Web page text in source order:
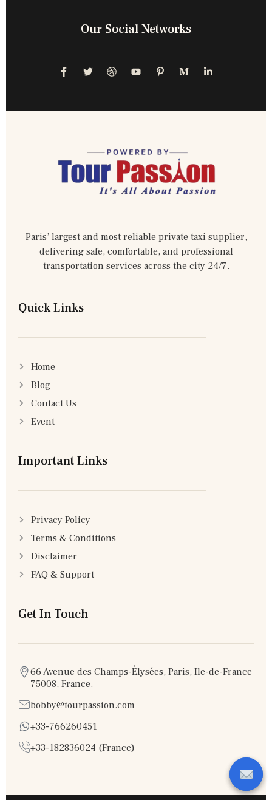
Our Social Networks
Paris’ largest and most reliable private taxi supplier,
delivering safe, comfortable, and professional
transportation services across the city 24/7.
Quick Links
Home
Blog
Contact Us
Event
Important Links
Privacy Policy
Terms & Conditions
Disclaimer
FAQ & Support
Get In Touch
66 Avenue des Champs-Élysées, Paris, Ile-de-France
75008, France.
bobby@tourpassion.com
+33-766260451
+33-182836024 (France)